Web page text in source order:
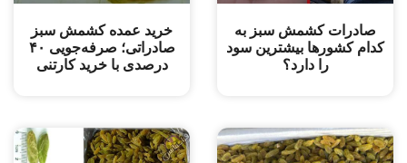
صادرات کشمش سبز به
کدام کشورها بیشترین سود
را دارد؟
خرید عمده کشمش سبز
صادراتی؛ صرفه‌جویی ۴۰
درصدی با خرید کارتنی